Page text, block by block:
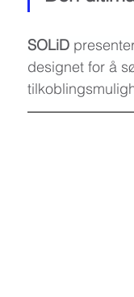
SOLiD
designet for å